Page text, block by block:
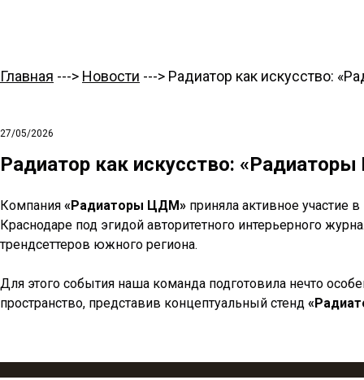
Главная ---> Новости ---> Радиатор как искусство:
27/05/2026
Радиатор как искусство:
Компания «Радиаторы ЦДМ» приняла активное
Краснодаре под эгидой авторитетного интерьерного
трендсеттеров южного региона.
Для этого события наша команда подготовила нечто
пространство, представив концептуальный стенд